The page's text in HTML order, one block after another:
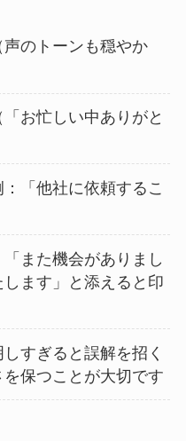
のトーンも穏やか
お忙しい中ありがと
「他社に依頼するこ
また機会がありまし
ます」と添えると印
すぎると誤解を招く
保つことが大切です